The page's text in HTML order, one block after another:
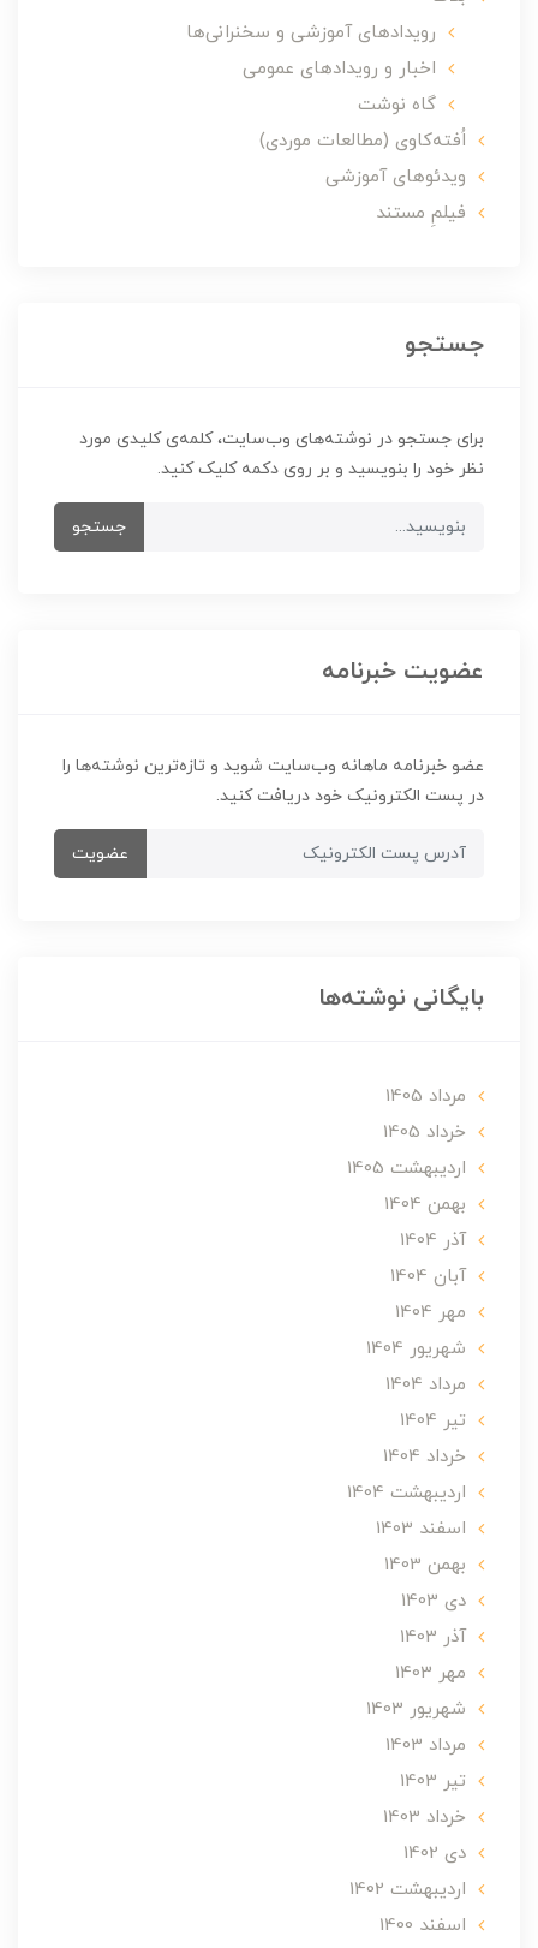
رویدادهای آموزشی و سخنرانی‌ها
اخبار و رویدادهای عمومی
گاه نوشت
اُفته‌کاوی (مطالعات موردی)
ویدئوهای آموزشی
فیلمِ مستند
جستجو
برای جستجو در نوشته‌های وب‌سایت، کلمه‌ی کلیدی مورد
نظر خود را بنویسید و بر روی دکمه کلیک کنید.
جستجو
عضویت خبرنامه
عضو خبرنامه ماهانه وب‌سایت شوید و تازه‌ترین نوشته‌ها را
در پست الکترونیک خود دریافت کنید.
عضویت
بایگانی نوشته‌ها
مرداد 1405
خرداد 1405
ارديبهشت 1405
بهمن 1404
آذر 1404
آبان 1404
مهر 1404
شهریور 1404
مرداد 1404
تير 1404
خرداد 1404
ارديبهشت 1404
اسفند 1403
بهمن 1403
دی 1403
آذر 1403
مهر 1403
شهریور 1403
مرداد 1403
تير 1403
خرداد 1403
دی 1402
ارديبهشت 1402
اسفند 1400